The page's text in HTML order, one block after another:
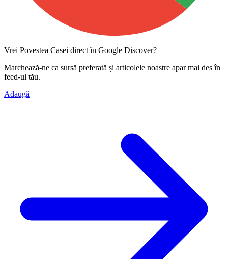
Vrei Povestea Casei direct în Google Discover?
Marchează-ne ca sursă preferată și articolele noastre apar mai des în
feed-ul tău.
Adaugă